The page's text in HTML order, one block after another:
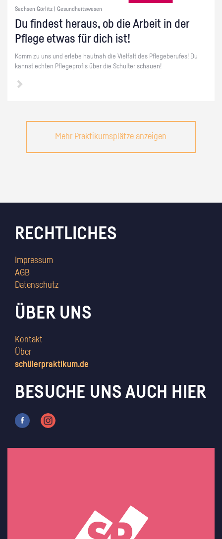
Sachsen Görlitz | Gesundheitswesen
Du fin­dest her­aus, ob die Ar­beit in der
Pfle­ge etwas für dich ist!
Komm zu uns und er­le­be haut­nah die Viel­falt des Pfle­ge­be­ru­fes! Du
kannst ech­ten Pfle­ge­pro­fis über die Schul­ter schau­en!
Mehr Praktikumsplätze anzeigen
RECHTLICHES
Impressum
AGB
Datenschutz
ÜBER UNS
Kontakt
Über
schülerpraktikum.de
BESUCHE UNS AUCH HIER